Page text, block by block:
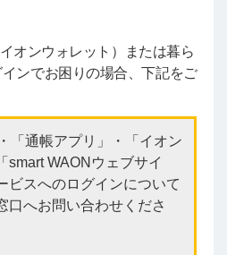
オンウォレット）または暮ら
ンでお困りの場合、下記をご
「通帳アプリ」・「イオン
smart WAONウェブサイ
ビスへのログインについて
口へお問い合わせくださ